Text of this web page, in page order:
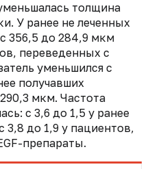
толщина
У ранее не леченных
356,5 до 284,9 мкм
переведенных с
уменьшился с
получавших
мкм. Частота
с 3,6 до 1,5 у ранее
3,8 до 1,9 у пациентов,
препараты.